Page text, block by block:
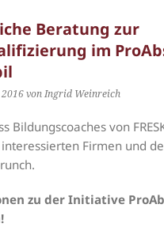
Beratung zur
im
von Ingrid Weinreich
Bildungscoaches von
Firmen und
zu der Initiative